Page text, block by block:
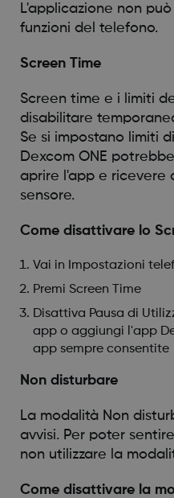
L'applicazione non
funzioni del telefono.
Screen Time
Screen time e i limiti
disabilitare
Se si impostano limiti
Dexcom ONE
aprire l'app e ricevere
sensore.
Come disattivare lo
Vai in Impostazioni
Premi Screen Time
Disattiva Pausa di
app o aggiungi l'app
app sempre consentite
Non disturbare
La modalità Non
avvisi. Per poter
non utilizzare la
Come disattivare la